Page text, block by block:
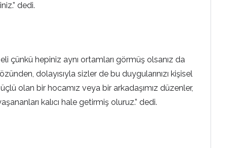
dedi.
çünkü hepiniz aynı ortamları görmüş olsanız da
dolayısıyla sizler de bu duygularınızı kişisel
olan bir hocamız veya bir arkadaşımız düzenler,
kalıcı hale getirmiş oluruz.” dedi.